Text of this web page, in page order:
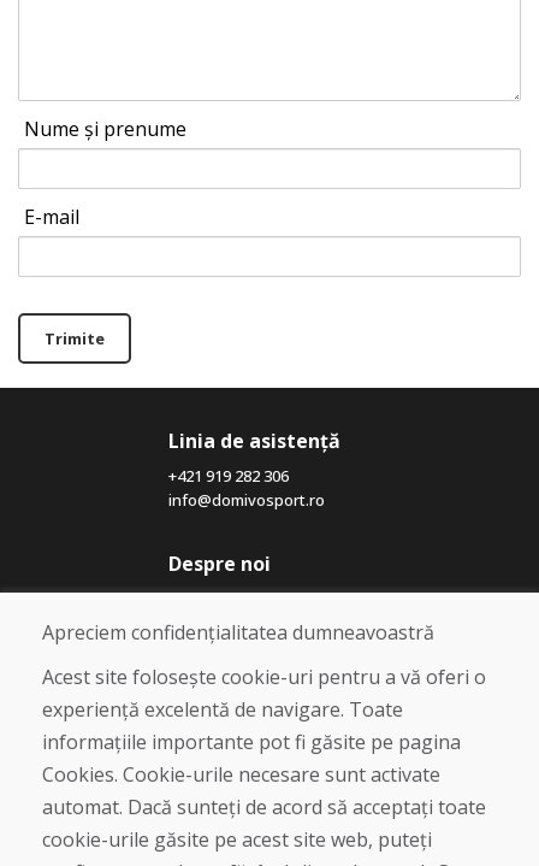
Nume și prenume
E-mail
Trimite
Linia de asistență
+421 919 282 306
info@domivosport.ro
Despre noi
Blog
Despre noi
Magazin
Contact
Cumpărare
Magazin online
Livrare și plată
Plângere
Apreciem confidențialitatea dumneavoastră
Acest site folosește cookie-uri pentru a vă oferi o
experiență excelentă de navigare. Toate
informațiile importante pot fi găsite pe pagina
Cookies. Cookie-urile necesare sunt activate
automat. Dacă sunteți de acord să acceptați toate
cookie-urile găsite pe acest site web, puteți